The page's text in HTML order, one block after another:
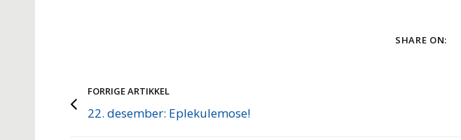
SHARE ON:
FORRIGE ARTIKKEL
22. desember: Eplekulemose!